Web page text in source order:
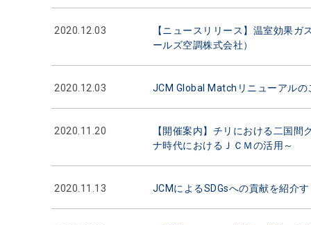
2020.12.03
【ニュースリリース】温室効果
ールズ空調株式会社）
2020.12.03 JCM Global Matchリニューアルの
2020.11.20
【開催案内】チリにおける二国
ナ時代におけるＪＣＭの活用～
2020.11.13 JCMによるSDGsへの貢献を紹介